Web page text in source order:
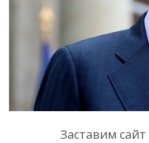
Заставим